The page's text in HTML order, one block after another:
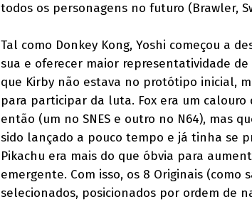
todos os personagens no futuro (Brawler,
Tal como Donkey Kong, Yoshi começou a
sua e oferecer maior representatividade
que Kirby não estava no protótipo inicial,
para participar da luta. Fox era um
então (um no SNES e outro no N64), mas
sido lançado a pouco tempo e já tinha se
Pikachu era mais do que óbvia para
emergente. Com isso, os 8 Originais (como
selecionados, posicionados por ordem de